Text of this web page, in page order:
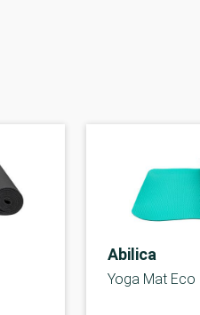
Abilica
Yoga Mat Eco